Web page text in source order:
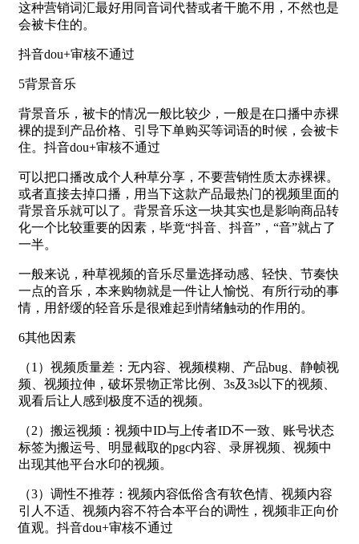
这种营销词汇最好用同音词代替或者干脆不用，不然也是
会被卡住的。
抖音dou+审核不通过
5背景音乐
背景音乐，被卡的情况一般比较少，一般是在口播中赤裸
裸的提到产品价格、引导下单购买等词语的时候，会被卡
住。抖音dou+审核不通过
可以把口播改成个人种草分享，不要营销性质太赤裸裸。
或者直接去掉口播，用当下这款产品最热门的视频里面的
背景音乐就可以了。背景音乐这一块其实也是影响商品转
化一个比较重要的因素，毕竟“抖音、抖音”，“音”就占了
一半。
一般来说，种草视频的音乐尽量选择动感、轻快、节奏快
一点的音乐，本来购物就是一件让人愉悦、有所行动的事
情，用舒缓的轻音乐是很难起到情绪触动的作用的。
6其他因素
（1）视频质量差：无内容、视频模糊、产品bug、静帧视
频、视频拉伸，破坏景物正常比例、3s及3s以下的视频、
观看后让人感到极度不适的视频。
（2）搬运视频：视频中ID与上传者ID不一致、账号状态
标签为搬运号、明显截取的pgc内容、录屏视频、视频中
出现其他平台水印的视频。
（3）调性不推荐：视频内容低俗含有软色情、视频内容
引人不适、视频内容不符合本平台的调性，视频非正向价
值观。抖音dou+审核不通过